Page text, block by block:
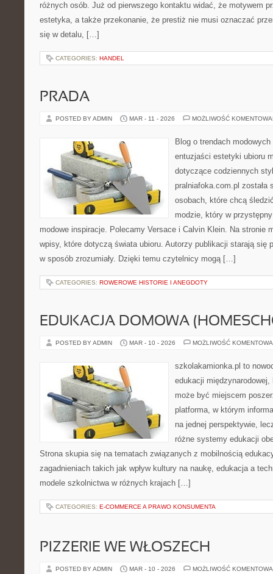
różnych osób. Już od pierwszego kontaktu widać, że motywem
estetyka, a także przekonanie, że prestiż nie musi oznaczać
się w detalu, […]
CATEGORIES: HANDEL
PRADA
POSTED BY ADMIN MAR - 11 - 2026 MOŻLIWOŚĆ
Blog o trendach
entuzjaści estetyki ubioru
dotyczące codziennych
pralniafoka.com.pl została
osobach, które chcą
modzie, który w
modowe inspiracje. Polecamy Versace i Calvin Klein. Na stronie
wpisy, które dotyczą świata ubioru. Autorzy publikacji starają się
w sposób zrozumiały. Dzięki temu czytelnicy mogą […]
CATEGORIES: ROWEROWE HISTORIE I ANEGDOTY
EDUKACJA DOMOWA
POSTED BY ADMIN MAR - 10 - 2026 MOŻLIWOŚĆ
szkolakamionka.pl to
edukacji
może być miejscem
platforma, w którym
na jednej perspektywie,
różne systemy edukacji
Strona skupia się na tematach związanych z mobilnością
zagadnieniach takich jak wpływ kultury na naukę, edukacja a
modele szkolnictwa w różnych krajach […]
CATEGORIES: E-COMMERCE A PRAWO KONSUMENTA
PIZZERIE WE WŁOSZECH
POSTED BY ADMIN MAR - 10 - 2026 MOŻLIWOŚĆ